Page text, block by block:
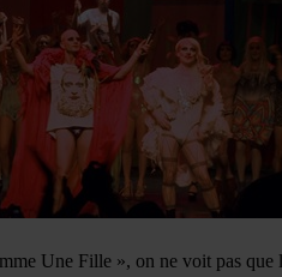
Une Fille », on ne voit pas que